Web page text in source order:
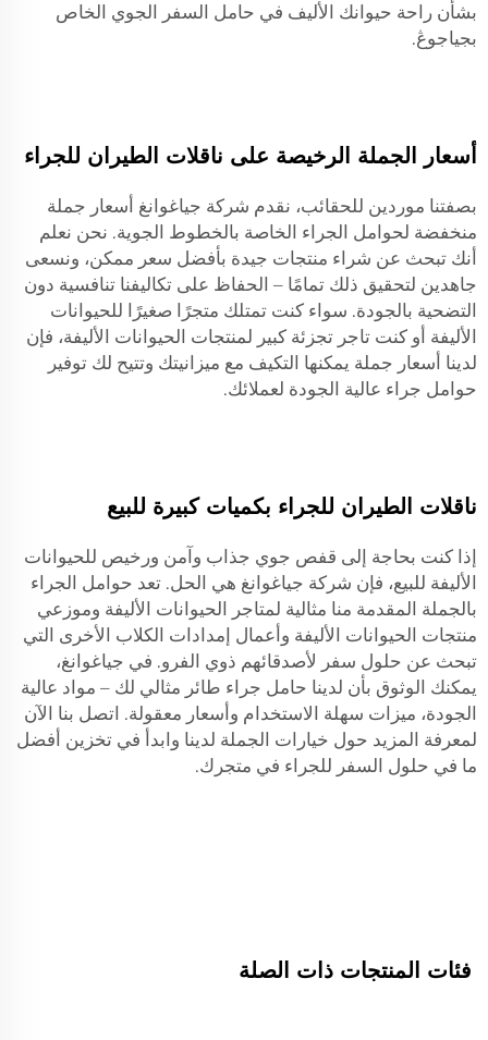
بشأن راحة حيوانك الأليف في حامل السفر الجوي الخاص
بجياجوڠ.
أسعار الجملة الرخيصة على ناقلات الطيران للجراء
بصفتنا موردين للحقائب، نقدم شركة جياغوانغ أسعار جملة
منخفضة لحوامل الجراء الخاصة بالخطوط الجوية. نحن نعلم
أنك تبحث عن شراء منتجات جيدة بأفضل سعر ممكن، ونسعى
جاهدين لتحقيق ذلك تمامًا – الحفاظ على تكاليفنا تنافسية دون
التضحية بالجودة. سواء كنت تمتلك متجرًا صغيرًا للحيوانات
الأليفة أو كنت تاجر تجزئة كبير لمنتجات الحيوانات الأليفة، فإن
لدينا أسعار جملة يمكنها التكيف مع ميزانيتك وتتيح لك توفير
حوامل جراء عالية الجودة لعملائك.
ناقلات الطيران للجراء بكميات كبيرة للبيع
إذا كنت بحاجة إلى قفص جوي جذاب وآمن ورخيص للحيوانات
الأليفة للبيع، فإن شركة جياغوانغ هي الحل. تعد حوامل الجراء
بالجملة المقدمة منا مثالية لمتاجر الحيوانات الأليفة وموزعي
منتجات الحيوانات الأليفة وأعمال إمدادات الكلاب الأخرى التي
تبحث عن حلول سفر لأصدقائهم ذوي الفرو. في جياغوانغ،
يمكنك الوثوق بأن لدينا حامل جراء طائر مثالي لك – مواد عالية
الجودة، ميزات سهلة الاستخدام وأسعار معقولة. اتصل بنا الآن
لمعرفة المزيد حول خيارات الجملة لدينا وابدأ في تخزين أفضل
ما في حلول السفر للجراء في متجرك.
فئات المنتجات ذات الصلة